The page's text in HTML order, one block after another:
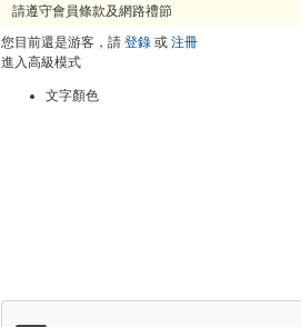
請遵守會員條款及網路禮節
您目前還是游客，請 登錄 或 注冊
進入高級模式
文字顏色